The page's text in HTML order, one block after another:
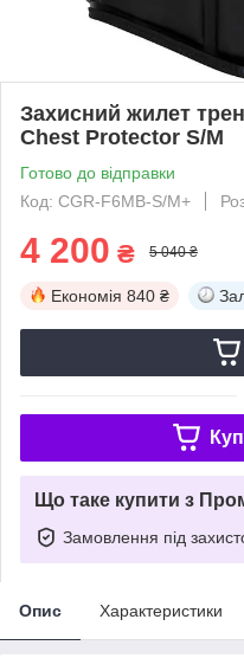
Захисний жилет
Chest Protector S/M
Готово до відправки
Код: CGR-F6MB-S/M+
4 200 ₴ 5 040 ₴
Економія 840 ₴
Що таке купити з
Замовлення під
Опис Характеристики